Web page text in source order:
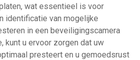
wat essentieel is voor
identificatie van mogelijke
in een beveiligingscamera
kunt u ervoor zorgen dat uw
presteert en u gemoedsrust